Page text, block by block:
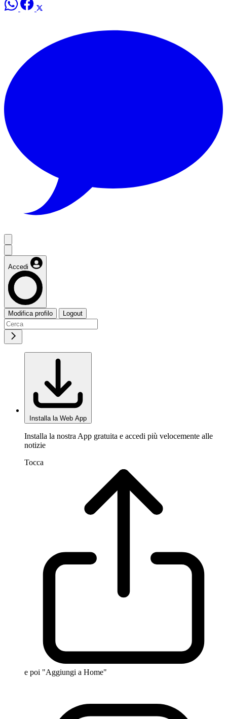
Accedi
Modifica profilo Logout
Installa la Web App
Installa la nostra App gratuita e accedi più velocemente alle
notizie
Tocca
e poi "Aggiungi a Home"